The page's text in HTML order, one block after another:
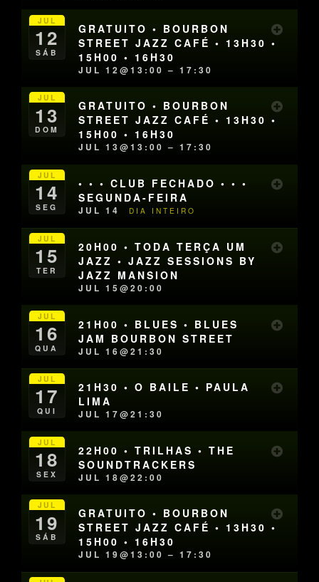
JUL
12
SÁB
GRATUITO • BOURBON
STREET JAZZ CAFÉ • 13H30 •
15H00 • 16H30
JUL 12@13:00 – 17:30
JUL
13
DOM
GRATUITO • BOURBON
STREET JAZZ CAFÉ • 13H30 •
15H00 • 16H30
JUL 13@13:00 – 17:30
JUL
14
SEG
• • • CLUB FECHADO • • •
SEGUNDA-FEIRA
JUL 14 DIA INTEIRO
JUL
15
TER
20H00 • TODA TERÇA UM
JAZZ • JAZZ SESSIONS BY
JAZZ MANSION
JUL 15@20:00
JUL
16
QUA
21H00 • BLUES • BLUES
JAM BOURBON STREET
JUL 16@21:30
JUL
17
QUI
21H30 • O BAILE • PAULA
LIMA
JUL 17@21:30
JUL
18
SEX
22H00 • TRILHAS • THE
SOUNDTRACKERS
JUL 18@22:00
JUL
19
SÁB
GRATUITO • BOURBON
STREET JAZZ CAFÉ • 13H30 •
15H00 • 16H30
JUL 19@13:00 – 17:30